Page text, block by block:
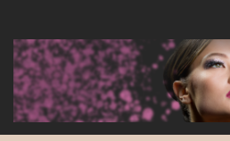
περιεχόμενο